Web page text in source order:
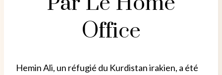
Office
Hemin Ali, un réfugié du Kurdistan irakien, a été